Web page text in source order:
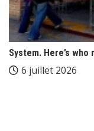
System. Here’s
6 juillet 2026